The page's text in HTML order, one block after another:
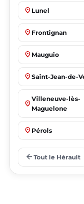
place Lunel
place Frontignan
place Mauguio
place Saint-Jean-de-
place
Villeneuve-lès-
Maguelone
place Pérols
place
arrow_back Tout le Hérault